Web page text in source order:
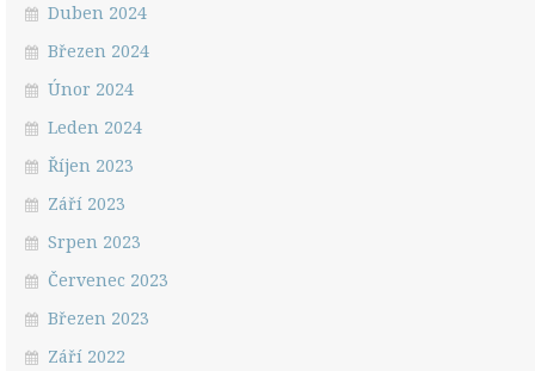
Duben 2024
Březen 2024
Únor 2024
Leden 2024
Říjen 2023
Září 2023
Srpen 2023
Červenec 2023
Březen 2023
Září 2022